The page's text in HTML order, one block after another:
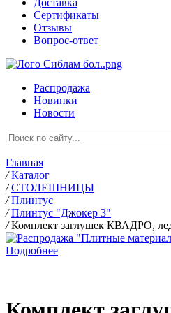
Доставка
Сертификаты
Отзывы
Вопрос-ответ
Распродажа
Новинки
Новости
Главная
/ Каталог
/ СТОЛЕШНИЦЫ
/ Плинтус
/ Плинтус "Джокер 3"
/ Комплект заглушек КВАДРО,
Подробнее